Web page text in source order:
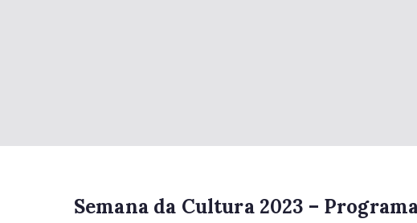
Semana da Cultura 2023 –